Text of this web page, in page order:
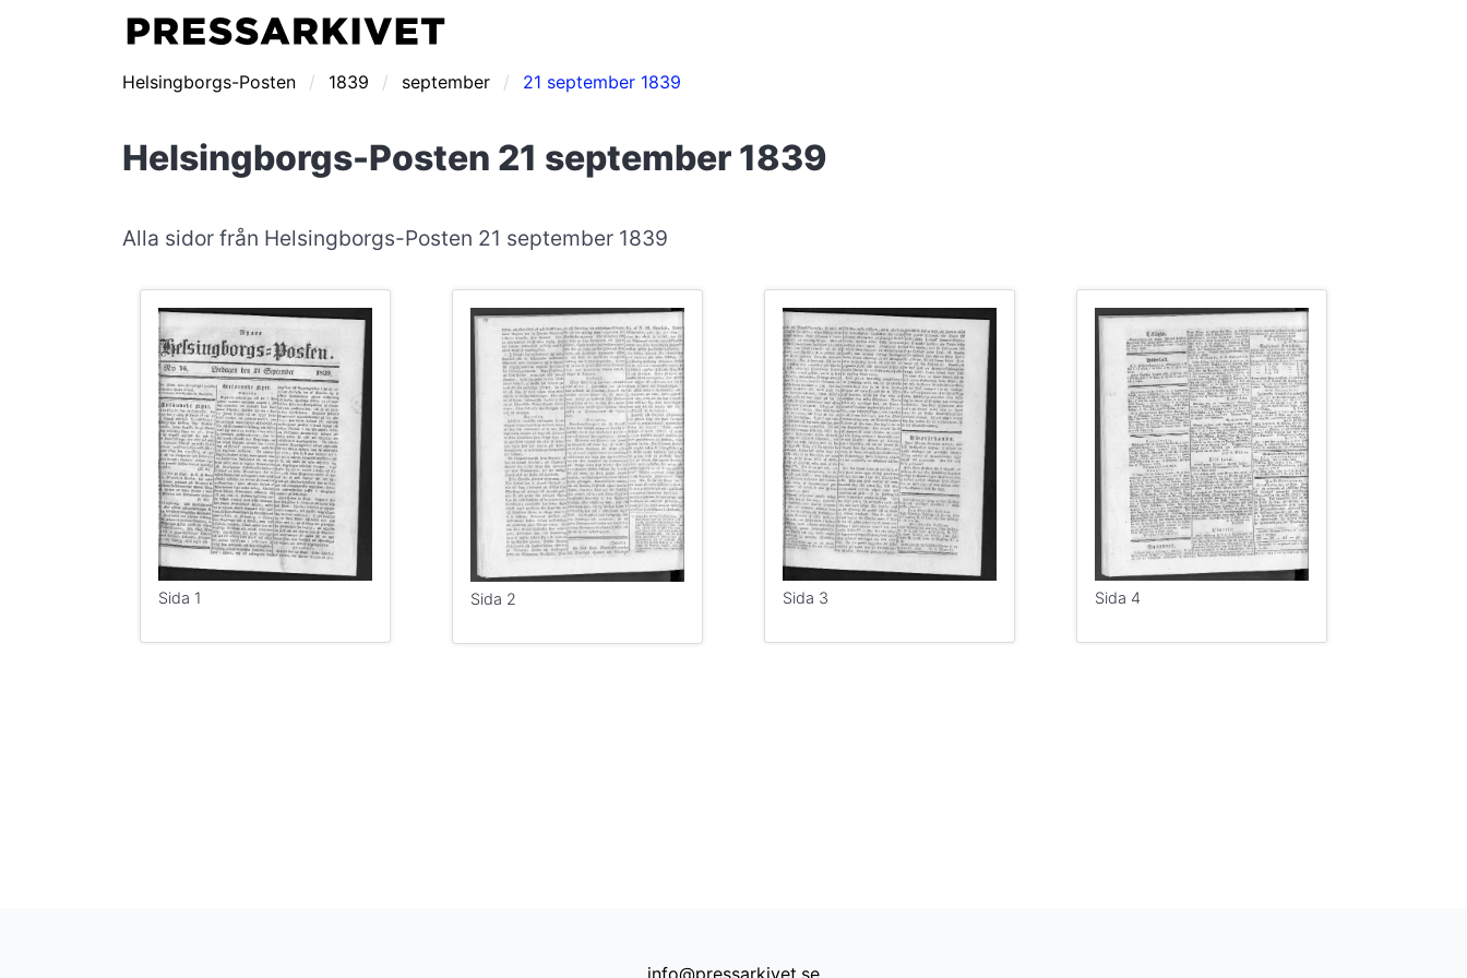
Helsingborgs-Posten 1839 september 21 september 1839
Helsingborgs-Posten 21 september 1839
Alla sidor från Helsingborgs-Posten 21 september 1839
Sida 1 Sida 2 Sida 3 Sida 4
info@pressarkivet.se